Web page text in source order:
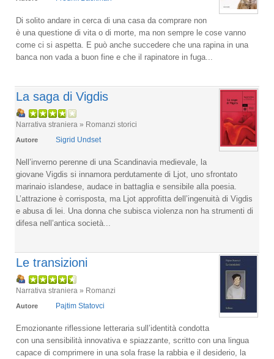
Di solito andare in cerca di una casa da comprare non
è una questione di vita o di morte, ma non sempre le cose vanno
come ci si aspetta. E può anche succedere che una rapina in una
banca non vada a buon fine e che il rapinatore in fuga...
La saga di Vigdis
Narrativa straniera » Romanzi storici
Autore Sigrid Undset
Nell’inverno perenne di una Scandinavia medievale, la
giovane Vigdis si innamora perdutamente di Ljot, uno sfrontato
marinaio islandese, audace in battaglia e sensibile alla poesia.
L’attrazione è corrisposta, ma Ljot approfitta dell’ingenuità di Vigdis
e abusa di lei. Una donna che subisca violenza non ha strumenti di
difesa nell’antica società...
Le transizioni
Narrativa straniera » Romanzi
Autore Pajtim Statovci
Emozionante riflessione letteraria sull’identità condotta
con una sensibilità innovativa e spiazzante, scritto con una lingua
capace di comprimere in una sola frase la rabbia e il desiderio, la